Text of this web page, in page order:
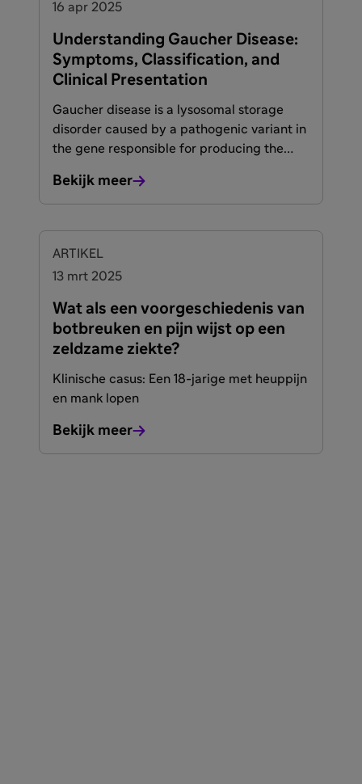
16 apr 2025
Understanding Gaucher Disease:
Symptoms, Classification, and
Clinical Presentation
Gaucher disease is a lysosomal storage
disorder caused by a pathogenic variant in
the gene responsible for producing the
alleles carrying pathogenic variants have
already been identified.1
Bekijk meer
ARTIKEL
13 mrt 2025
Wat als een voorgeschiedenis van
botbreuken en pijn wijst op een
zeldzame ziekte?
Klinische casus: Een 18-jarige met heuppijn
en mank lopen
Bekijk meer